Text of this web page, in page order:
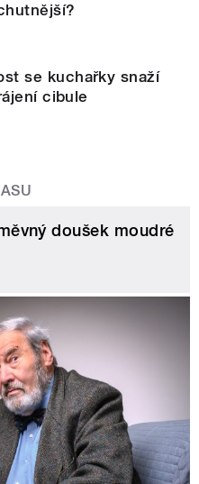
se kuchařky snaží
cibule
doušek moudré